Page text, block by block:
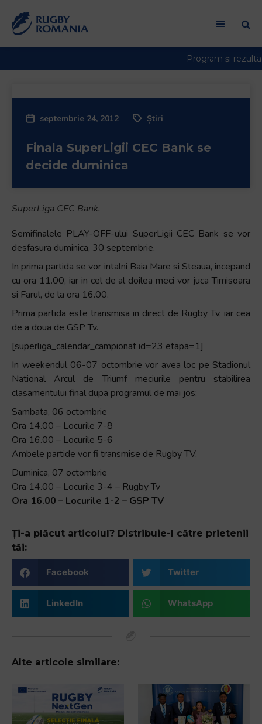
septembrie 24, 2012 Știri
Finala SuperLigii CEC Bank se
decide duminica
SuperLiga CEC Bank.
Semifinalele PLAY-OFF-ului SuperLigii CEC Bank se vor
desfasura duminica, 30 septembrie.
In prima partida se vor intalni Baia Mare si Steaua, incepand
cu ora 11.00, iar in cel de al doilea meci vor juca Timisoara
si Farul, de la ora 16.00.
Prima partida este transmisa in direct de Rugby Tv, iar cea
de a doua de GSP Tv.
[superliga_calendar_campionat id=23 etapa=1]
In weekendul 06-07 octombrie vor avea loc pe Stadionul
National Arcul de Triumf meciurile pentru stabilirea
clasamentului final dupa programul de mai jos:
Sambata, 06 octombrie
Ora 14.00 – Locurile 7-8
Ora 16.00 – Locurile 5-6
Ambele partide vor fi transmise de Rugby TV.
Duminica, 07 octombrie
Ora 14.00 – Locurile 3-4 – Rugby Tv
Ora 16.00 – Locurile 1-2 – GSP TV
Ți-a plăcut articolul? Distribuie-l către prietenii
tăi:
Facebook Twitter
LinkedIn WhatsApp
Alte articole similare: